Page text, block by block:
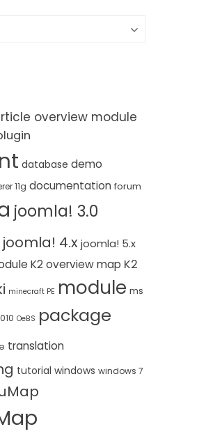
overview module
database demo
11g documentation forum
joomla! 3.0
joomla! 4.x joomla! 5.x
K2 overview map K2
minecraft PE module ms
OeBS package
translation
tutorial windows windows 7